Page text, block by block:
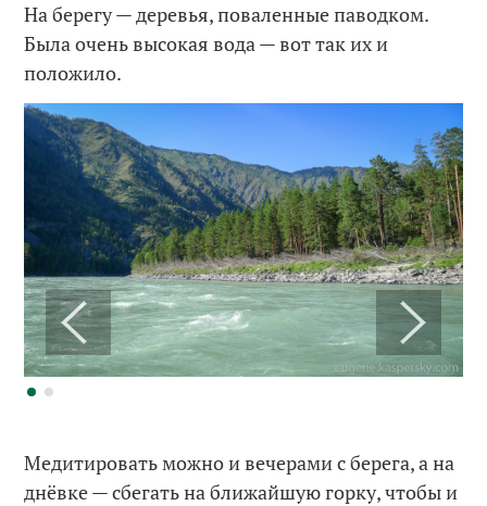
На берегу — деревья, поваленные паводком.
Была очень высокая вода — вот так их и
положило.
Медитировать можно и вечерами с берега, а на
днёвке — сбегать на ближайшую горку, чтобы и